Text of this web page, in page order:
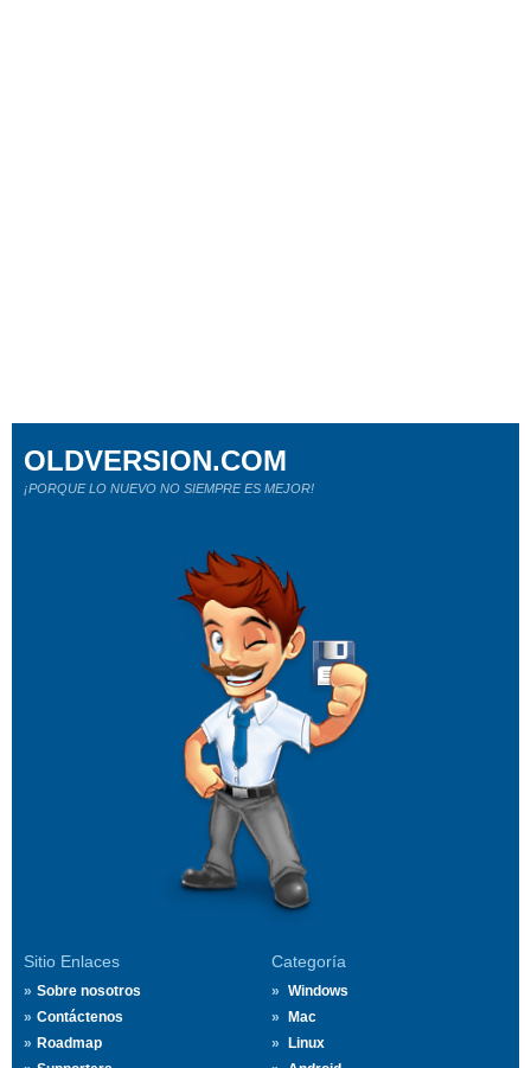
Sitio Enlaces
Sobre nosotros
Contáctenos
Roadmap
Categoría
Windows
Mac
Linux
OLDVERSION.COM
¡PORQUE LO NUEVO NO SIEMPRE ES MEJOR!